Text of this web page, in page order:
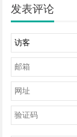
发表评论